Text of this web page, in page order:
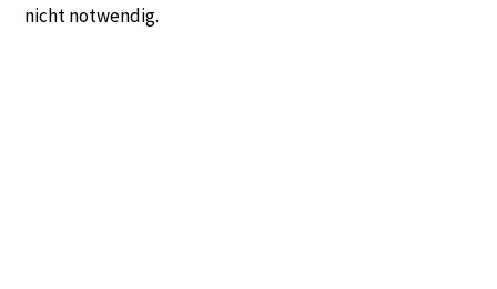
nicht notwendig.